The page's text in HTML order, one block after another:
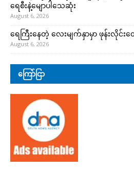
ရေစီးနဲ့မျောပါသေဆုံး
August 6, 2026
ရေကြီးနေတဲ့ လေးမျက်နှာမှာ ဖုန်းလိုင်
August 6, 2026
ကြော်ငြာ